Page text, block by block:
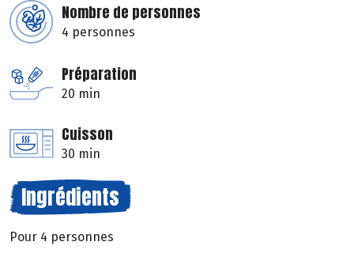
Nombre de personnes
4 personnes
Préparation
20 min
Cuisson
30 min
Ingrédients
Pour 4 personnes